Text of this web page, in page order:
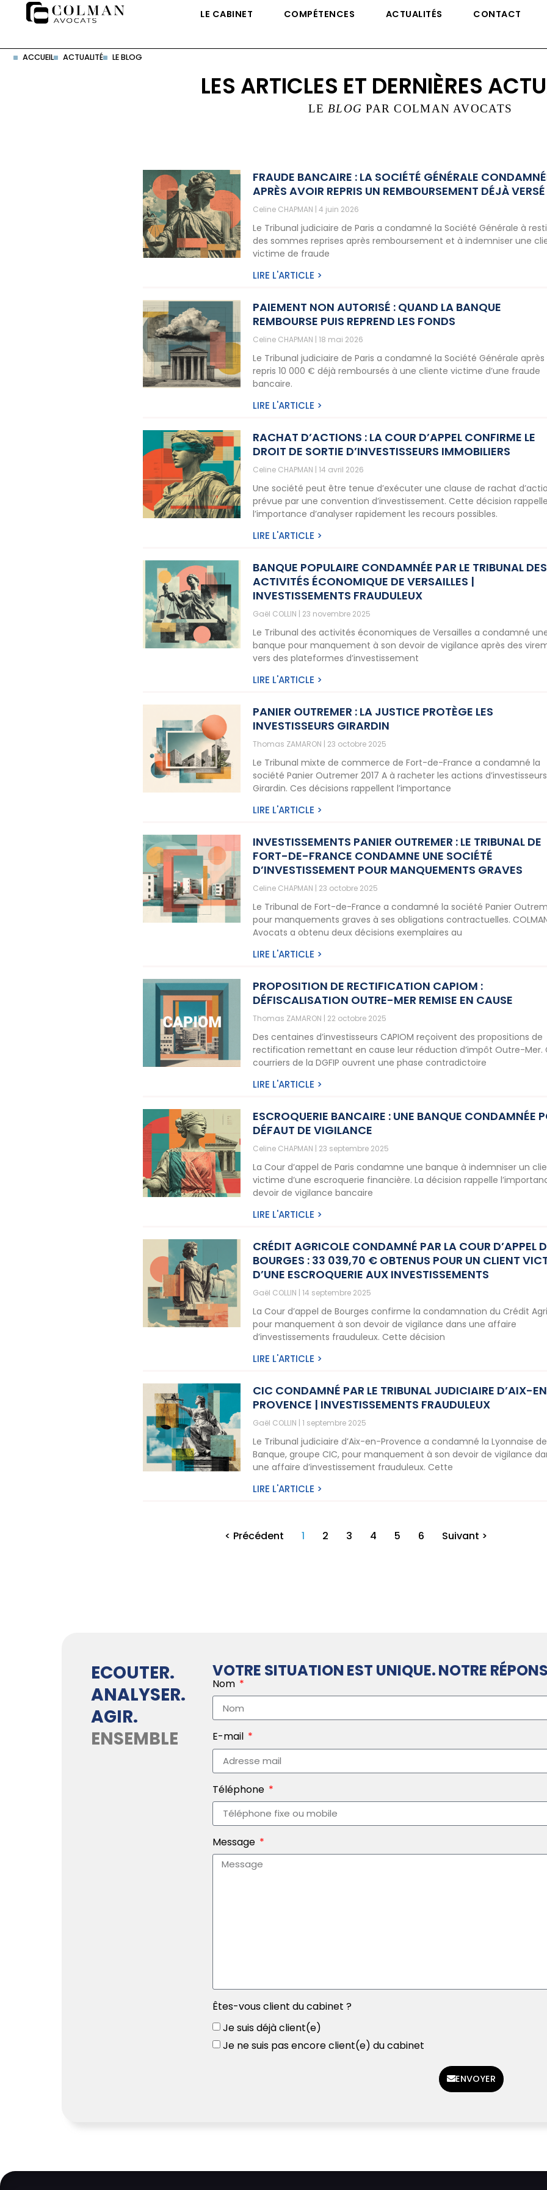
LE CABINET COMPÉTENCES ACTUALITÉS CONTACT
ACCUEIL ACTUALITÉ LE BLOG
LES ARTICLES ET DERNIÈRES
LE BLOGPAR COLMAN AVOCATS
FRAUDE BANCAIRE : LA SOCIÉTÉ GÉNÉRALE
APRÈS AVOIR REPRIS UN REMBOURSEMENT DÉJÀ VERSÉ
Celine CHAPMAN 4 juin 2026
Le Tribunal judiciaire de Paris a condamné la Société Générale à
des sommes reprises après remboursement et à indemniser une
victime de fraude
LIRE L'ARTICLE >
PAIEMENT NON AUTORISÉ : QUAND LA BANQUE
REMBOURSE PUIS REPREND LES FONDS
Celine CHAPMAN 18 mai 2026
Le Tribunal judiciaire de Paris a condamné la Société Générale après
repris 10 000 € déjà remboursés à une cliente victime d’une fraude
bancaire.
LIRE L'ARTICLE >
RACHAT D’ACTIONS : LA COUR D’APPEL CONFIRME LE
DROIT DE SORTIE D’INVESTISSEURS IMMOBILIERS
Celine CHAPMAN 14 avril 2026
Une société peut être tenue d’exécuter une clause de rachat
prévue par une convention d’investissement. Cette décision rappelle
l’importance d’analyser rapidement les recours possibles.
LIRE L'ARTICLE >
BANQUE POPULAIRE CONDAMNÉE PAR LE TRIBUNAL DES
ACTIVITÉS ÉCONOMIQUE DE VERSAILLES |
INVESTISSEMENTS FRAUDULEUX
Gaël COLLIN 23 novembre 2025
Le Tribunal des activités économiques de Versailles a condamné
banque pour manquement à son devoir de vigilance après des
vers des plateformes d’investissement
LIRE L'ARTICLE >
PANIER OUTREMER : LA JUSTICE PROTÈGE LES
INVESTISSEURS GIRARDIN
Thomas ZAMARON 23 octobre 2025
Le Tribunal mixte de commerce de Fort-de-France a condamné la
société Panier Outremer 2017 A à racheter les actions d’investisseurs
Girardin. Ces décisions rappellent l’importance
LIRE L'ARTICLE >
INVESTISSEMENTS PANIER OUTREMER : LE TRIBUNAL DE
FORT-DE-FRANCE CONDAMNE UNE SOCIÉTÉ
D’INVESTISSEMENT POUR MANQUEMENTS GRAVES
Celine CHAPMAN 23 octobre 2025
Le Tribunal de Fort-de-France a condamné la société Panier
pour manquements graves à ses obligations contractuelles.
Avocats a obtenu deux décisions exemplaires au
LIRE L'ARTICLE >
PROPOSITION DE RECTIFICATION CAPIOM :
DÉFISCALISATION OUTRE-MER REMISE EN CAUSE
Thomas ZAMARON 22 octobre 2025
Des centaines d’investisseurs CAPIOM reçoivent des propositions de
rectification remettant en cause leur réduction d’impôt Outre-Mer.
courriers de la DGFIP ouvrent une phase contradictoire
LIRE L'ARTICLE >
ESCROQUERIE BANCAIRE : UNE BANQUE CONDAMNÉE
DÉFAUT DE VIGILANCE
Celine CHAPMAN 23 septembre 2025
La Cour d’appel de Paris condamne une banque à indemniser un
victime d’une escroquerie financière. La décision rappelle
devoir de vigilance bancaire
LIRE L'ARTICLE >
CRÉDIT AGRICOLE CONDAMNÉ PAR LA COUR D’APPEL
BOURGES : 33 039,70 € OBTENUS POUR UN CLIENT
D’UNE ESCROQUERIE AUX INVESTISSEMENTS
Gaël COLLIN 14 septembre 2025
La Cour d’appel de Bourges confirme la condamnation du Crédit
pour manquement à son devoir de vigilance dans une affaire
d’investissements frauduleux. Cette décision
LIRE L'ARTICLE >
CIC CONDAMNÉ PAR LE TRIBUNAL JUDICIAIRE D’AIX-
PROVENCE | INVESTISSEMENTS FRAUDULEUX
Gaël COLLIN 1 septembre 2025
Le Tribunal judiciaire d’Aix-en-Provence a condamné la Lyonnaise de
Banque, groupe CIC, pour manquement à son devoir de vigilance
une affaire d’investissement frauduleux. Cette
LIRE L'ARTICLE >
< Précédent 1 2 3 4 5 6 Suivant >
ECOUTER.
ANALYSER.
AGIR.
ENSEMBLE
VOTRE SITUATION EST UNIQUE. NOTRE
Nom
E-mail
Téléphone
Message
Êtes-vous client du cabinet ?
Je suis déjà client(e)
Je ne suis pas encore client(e) du cabinet
ENVOYER